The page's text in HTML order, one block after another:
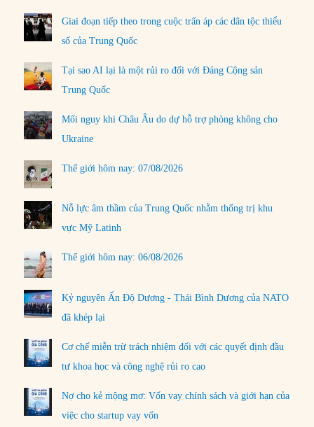
Giai đoạn tiếp theo trong cuộc trấn áp các dân tộc thiểu
số của Trung Quốc
Tại sao AI lại là một rủi ro đối với Đảng Cộng sản
Trung Quốc
Mối nguy khi Châu Âu do dự hỗ trợ phòng không cho
Ukraine
Thế giới hôm nay: 07/08/2026
Nỗ lực âm thầm của Trung Quốc nhằm thống trị khu
vực Mỹ Latinh
Thế giới hôm nay: 06/08/2026
Kỷ nguyên Ấn Độ Dương - Thái Bình Dương của NATO
đã khép lại
Cơ chế miễn trừ trách nhiệm đối với các quyết định đầu
tư khoa học và công nghệ rủi ro cao
Nợ cho kẻ mộng mơ: Vốn vay chính sách và giới hạn của
việc cho startup vay vốn